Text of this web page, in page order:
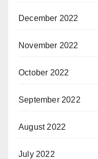
December 2022
November 2022
October 2022
September 2022
August 2022
July 2022